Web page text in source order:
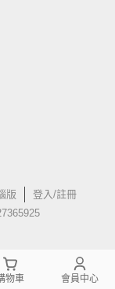
版
登入/註冊
物車 會員中心